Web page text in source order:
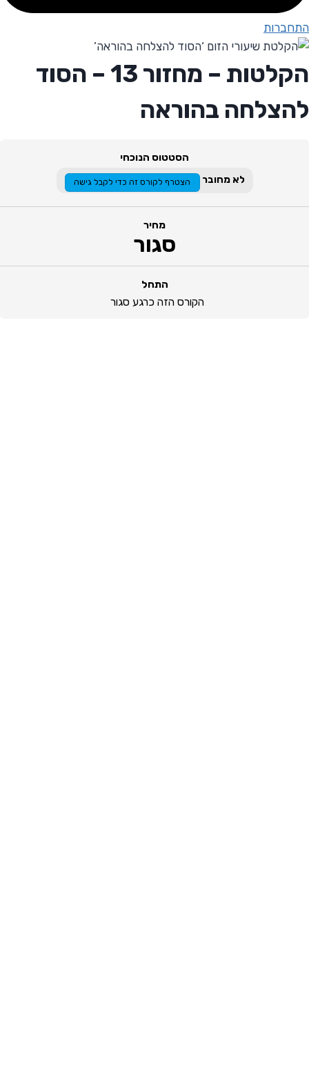
התחברות
הקלטות – מחזור 13 – הסוד
להצלחה בהוראה
הסטטוס הנוכחי
לא מחובר
הצטרף לקורס זה כדי לקבל גישה
מחיר
סגור
התחל
הקורס הזה כרגע סגור